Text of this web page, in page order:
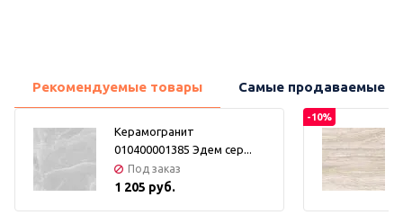
Рекомендуемые товары Самые продаваемые
Керамогранит
010400001385 Эдем сер...
Под заказ
1 205 руб.
-10%